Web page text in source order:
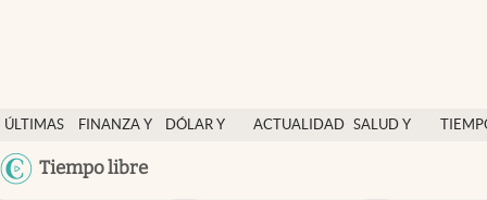
ÚLTIMAS
NOTICIAS
FINANZA Y
DÓLAR Y
ACTUALIDAD SALUD Y
Tiempo libre
Salud y nutrición
Vida espiritual